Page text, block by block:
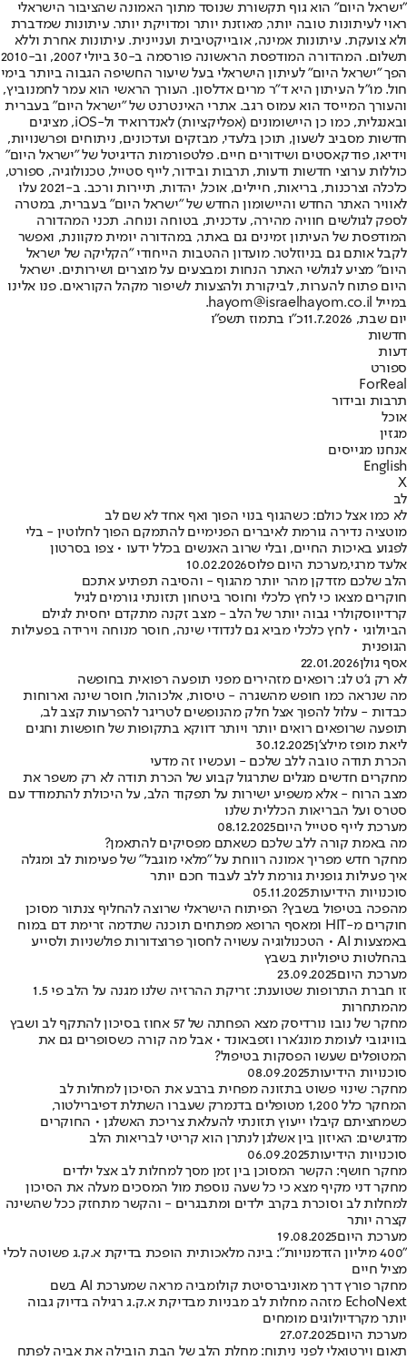
"ישראל היום" הוא גוף תקשורת שנוסד מתוך האמונה שהציבור הישראלי
ראוי לעיתונות טובה יותר, מאוזנת יותר ומדויקת יותר. עיתונות שמדברת
ולא צועקת. עיתונות אמינה, אובייקטיבית ועניינית. עיתונות אחרת וללא
תשלום. המהדורה המודפסת הראשונה פורסמה ב-30 ביולי 2007, וב-2010
הפך "ישראל היום" לעיתון הישראלי בעל שיעור החשיפה הגבוה ביותר בימי
חול. מו"ל העיתון היא ד"ר מרים אדלסון. העורך הראשי הוא עמר לחמנוביץ,
והעורך המייסד הוא עמוס רגב. אתרי האינטרנט של "ישראל היום" בעברית
ובאנגלית, כמו כן היישומונים (אפליקציות) לאנדרואיד ול-iOS, מציגים
חדשות מסביב לשעון, תוכן בלעדי, מבזקים ועדכונים, ניתוחים ופרשנויות,
וידיאו, פודקאסטים ושידורים חיים. פלטפורמות הדיגיטל של "ישראל היום"
כוללות ערוצי חדשות ודעות, תרבות ובידור, לייף סטייל, טכנולוגיה, ספורט,
כלכלה וצרכנות, בריאות, חיילים, אוכל, יהדות, תיירות ורכב. ב-2021 עלו
לאוויר האתר החדש והיישומון החדש של "ישראל היום" בעברית, במטרה
לספק לגולשים חוויה מהירה, עדכנית, בטוחה ונוחה. תכני המהדורה
המודפסת של העיתון זמינים גם באתר, במהדורה יומית מקוונת, ואפשר
לקבל אותם גם בניוזלטר. מועדון ההטבות הייחודי "הקליקה של ישראל
היום" מציע לגולשי האתר הנחות ומבצעים על מוצרים ושירותים. ישראל
היום פתוח להערות, לביקורת ולהצעות לשיפור מקהל הקוראים. פנו אלינו
במייל hayom@israelhayom.co.il.
יום שבת, 11.7.2026
כ"ו בתמוז תשפ"ו
חדשות
דעות
ספורט
ForReal
תרבות ובידור
אוכל
מגזין
אנחנו מגייסים
English
X
לב
לא כמו אצל כולם: כשהגוף בנוי הפוך ואף אחד לא שם לב
מוטציה נדירה גורמת לאיברים הפנימיים להתמקם הפוך לחלוטין - בלי
לפגוע באיכות החיים, ובלי שרוב האנשים בכלל ידעו • צפו בסרטון
אלעד מרגי,מערכת היום פלוס10.02.2026
הלב שלכם מזדקן מהר יותר מהגוף - והסיבה תפתיע אתכם
חוקרים מצאו כי לחץ כלכלי וחוסר ביטחון תזונתי גורמים לגיל
קרדיווסקולרי גבוה יותר של הלב - מצב זקנה מתקדם יחסית לגילם
הביולוגי • לחץ כלכלי מביא גם לנדודי שינה, חוסר מנוחה וירידה בפעילות
הגופנית
אסף גולן22.01.2026
לא רק ג'ט לג: רופאים מזהירים מפני תופעה רפואית בחופשה
מה שנראה כמו חופש מהשגרה - טיסות, אלכוהול, חוסר שינה וארוחות
כבדות - עלול להפוך אצל חלק מהנופשים לטריגר להפרעות קצב לב,
תופעה שרופאים רואים יותר ויותר דווקא בתקופות של חופשות וחגים
ליאת מופז מילצ'ן30.12.2025
הכרת תודה טובה ללב שלכם - ועכשיו זה מדעי
מחקרים חדשים מגלים שתרגול קבוע של הכרת תודה לא רק משפר את
מצב הרוח - אלא משפיע ישירות על תפקוד הלב, על היכולת להתמודד עם
סטרס ועל הבריאות הכללית שלנו
מערכת לייף סטייל היום08.12.2025
מה באמת קורה ללב שלכם כשאתם מפסיקים להתאמן?
מחקר חדש מפריך אמונה רווחת על "מלאי מוגבל" של פעימות לב ומגלה
איך פעילות גופנית גורמת ללב לעבוד חכם יותר
סוכנויות הידיעות05.11.2025
מהפכה בטיפול בשבץ? הפיתוח הישראלי שרוצה להחליף צנתור מסוכן
חוקרים מ-HIT ומאסף הרופא מפתחים תוכנה שתדמה זרימת דם במוח
באמצעות AI • הטכנולוגיה עשויה לחסוך פרוצדורות פולשניות ולסייע
בהחלטות טיפוליות בשבץ
מערכת היום23.09.2025
זו חברת התרופות שטוענת: זריקת ההרזיה שלנו מגנה על הלב פי 1.5
מהמתחרות
מחקר של נובו נורדיסק מצא הפחתה של 57 אחוז בסיכון להתקף לב ושבץ
בוויגובי לעומת מונג'ארו וזפבאונד • אבל מה קורה כשסופרים גם את
המטופלים שעשו הפסקות בטיפול?
סוכנויות הידיעות08.09.2025
מחקר: שינוי פשוט בתזונה מפחית ברבע את הסיכון למחלות לב
המחקר כלל 1,200 מטופלים בדנמרק שעברו השתלת דפיברילטור,
כשמחציתם קיבלו ייעוץ תזונתי להעלאת צריכת האשלגן • החוקרים
מדגישים: האיזון בין אשלגן לנתרן הוא קריטי לבריאות הלב
סוכנויות הידיעות06.09.2025
מחקר חושף: הקשר המסוכן בין זמן מסך למחלות לב אצל ילדים
מחקר דני מקיף מצא כי כל שעה נוספת מול המסכים מעלה את הסיכון
למחלות לב וסוכרת בקרב ילדים ומתבגרים - והקשר מתחזק ככל שהשינה
קצרה יותר
מערכת היום19.08.2025
"400 מיליון הזדמנויות": בינה מלאכותית הופכת בדיקת א.ק.ג פשוטה לכלי
מציל חיים
מחקר פורץ דרך מאוניברסיטת קולומביה מראה שמערכת AI בשם
EchoNext מזהה מחלות לב מבניות מבדיקת א.ק.ג רגילה בדיוק גבוה
יותר מקרדיולוגים מומחים
מערכת היום27.07.2025
תאום וירטואלי לפני ניתוח: מחלת הלב של הבת הובילה את אביה לפתח